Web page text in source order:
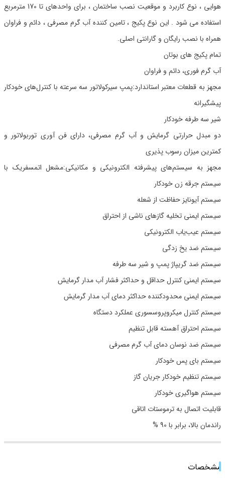
هوایی ، نوع کاربرد و موقعیت نصب ساختمان ، برای واحدهای تا 170 مترمربع
استفاده می شود . این نوع پکیج ، تامین کننده آب گرم مصرفی ، دائم و فراوان
همراه با نصب رایگان و گارانتی اصلی.
تمام پکیج های بوتان
آب گرم فوری، دائم و فراوان
مجهز به قطعات معتبر استاندارد:پمپ سیرکولاتور سه سرعته با کنترل‌های خودکار
پیشگیرانه
شیر سه طرفه خودکار
دو مبدل حرارتی گرمایش و آب گرم مصرفی، دارای فن آوری توربولاتور و
کمترین میزان رسوب پذیری
مجهز به سیستم‌های پیشرفته الکترونیکی و مکانیکی:مشعل اتمسفریک با
سیستم جرقه زن خودکار
سیستم آیونایز حفاظت از شعله
سیستم ایمنی تخلیه گازهای ناشی از احتراق
سیستم عیب‌یاب الکترونیکی
سیستم ضد یخ زدگی
سیستم ضد گریپاژ پمپ و شیر سه ‌طرفه
سیستم ایمنی کنترل حداقل و حداکثر فشار آب مدار گرمایش
سیستم ایمنی محدودکننده حداکثر دمای آب مدار گرمایش
سیستم کنترل میکروپروسسوری عملکرد دستگاه
سیستم احتراق آهسته قابل تنظیم
سیستم ضد نوسان دمای آب گرم مصرفی
سیستم بای‌ پس خودکار
سیستم تنظیم خودکار جریان گاز
سیستم هواگیری خودکار
قابلیت اتصال به ترموستات اتاقی
راندمان بالا، برابر با 90 %
مشخصات